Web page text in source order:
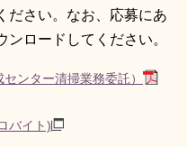
ださい。なお、応募にあ
ロードしてください。
ンター清掃業務委託）
バイト)